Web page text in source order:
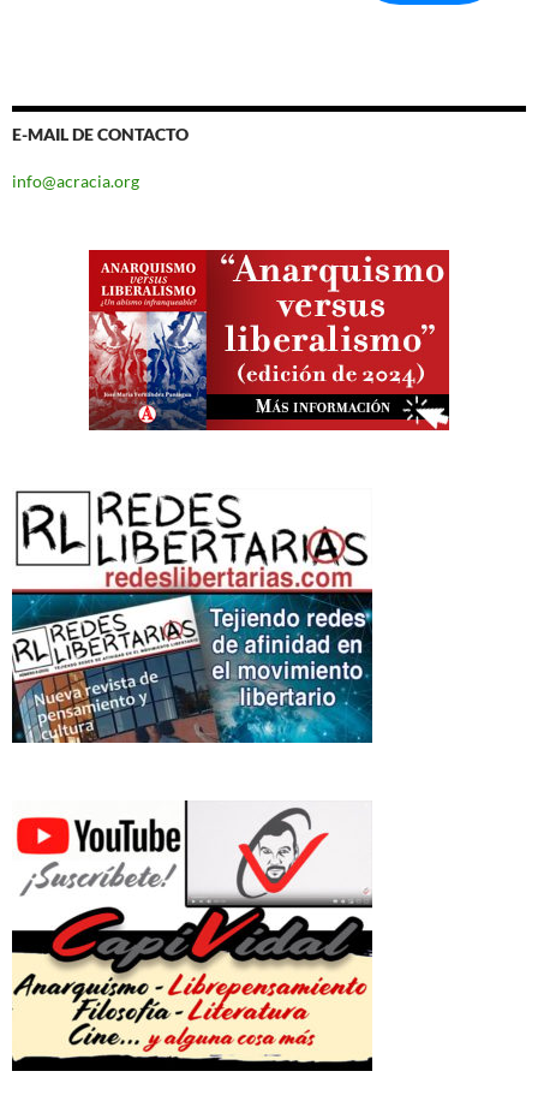
E-MAIL DE CONTACTO
info@acracia.org